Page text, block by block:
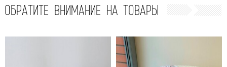
ОБРАТИТЕ ВНИМАНИЕ НА ТОВАРЫ